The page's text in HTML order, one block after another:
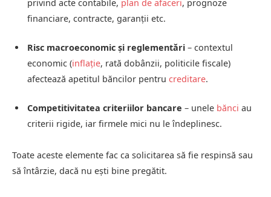
privind acte contabile, plan de afaceri, prognoze
financiare, contracte, garanții etc.
Risc macroeconomic și reglementări – contextul
economic (inflație, rată dobânzii, politicile fiscale)
afectează apetitul băncilor pentru creditare.
Competitivitatea criteriilor bancare – unele bănci au
criterii rigide, iar firmele mici nu le îndeplinesc.
Toate aceste elemente fac ca solicitarea să fie respinsă sau
să întârzie, dacă nu ești bine pregătit.